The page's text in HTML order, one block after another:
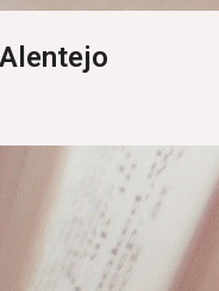
Alentejo